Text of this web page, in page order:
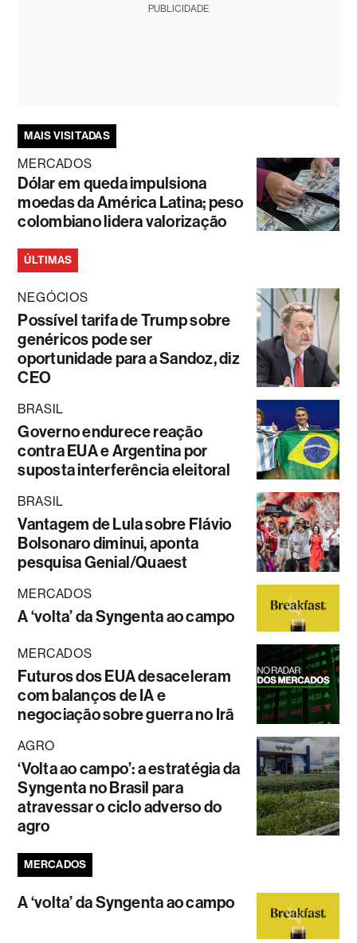
PUBLICIDADE
MAIS VISITADAS
MERCADOS
Dólar em queda impulsiona
moedas da América Latina; peso
colombiano lidera valorização
ÚLTIMAS
NEGÓCIOS
Possível tarifa de Trump sobre
genéricos pode ser
oportunidade para a Sandoz, diz
CEO
BRASIL
Governo endurece reação
contra EUA e Argentina por
suposta interferência eleitoral
BRASIL
Vantagem de Lula sobre Flávio
Bolsonaro diminui, aponta
pesquisa Genial/Quaest
MERCADOS
A ‘volta’ da Syngenta ao campo
MERCADOS
Futuros dos EUA desaceleram
com balanços de IA e
negociação sobre guerra no Irã
AGRO
‘Volta ao campo’: a estratégia da
Syngenta no Brasil para
atravessar o ciclo adverso do
agro
MERCADOS
A ‘volta’ da Syngenta ao campo